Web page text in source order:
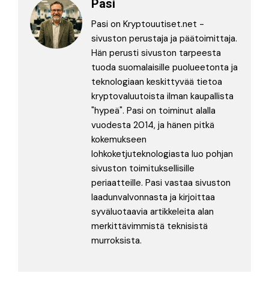
Pasi
Pasi on Kryptouutiset.net -
sivuston perustaja ja päätoimittaja.
Hän perusti sivuston tarpeesta
tuoda suomalaisille puolueetonta ja
teknologiaan keskittyvää tietoa
kryptovaluutoista ilman kaupallista
"hypeä". Pasi on toiminut alalla
vuodesta 2014, ja hänen pitkä
kokemukseen
lohkoketjuteknologiasta luo pohjan
sivuston toimituksellisille
periaatteille. Pasi vastaa sivuston
laadunvalvonnasta ja kirjoittaa
syväluotaavia artikkeleita alan
merkittävimmistä teknisistä
murroksista.